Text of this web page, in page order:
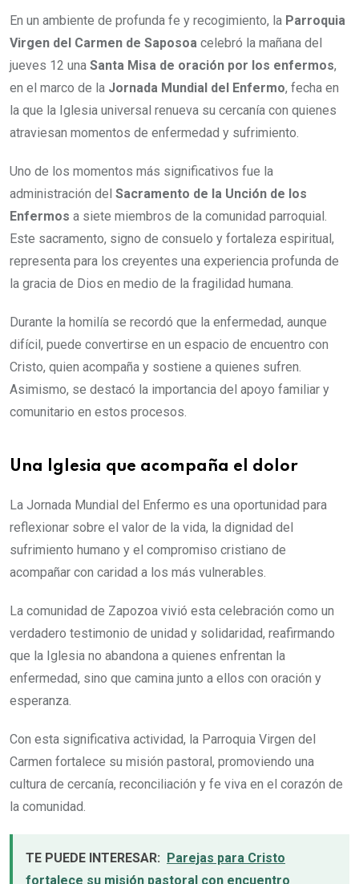
En un ambiente de profunda fe y recogimiento, la Parroquia
Virgen del Carmen de Saposoa celebró la mañana del
jueves 12 una Santa Misa de oración por los enfermos,
en el marco de la Jornada Mundial del Enfermo, fecha en
la que la Iglesia universal renueva su cercanía con quienes
atraviesan momentos de enfermedad y sufrimiento.
Uno de los momentos más significativos fue la
administración del Sacramento de la Unción de los
Enfermos a siete miembros de la comunidad parroquial.
Este sacramento, signo de consuelo y fortaleza espiritual,
representa para los creyentes una experiencia profunda de
la gracia de Dios en medio de la fragilidad humana.
Durante la homilía se recordó que la enfermedad, aunque
difícil, puede convertirse en un espacio de encuentro con
Cristo, quien acompaña y sostiene a quienes sufren.
Asimismo, se destacó la importancia del apoyo familiar y
comunitario en estos procesos.
Una Iglesia que acompaña el dolor
La Jornada Mundial del Enfermo es una oportunidad para
reflexionar sobre el valor de la vida, la dignidad del
sufrimiento humano y el compromiso cristiano de
acompañar con caridad a los más vulnerables.
La comunidad de Zapozoa vivió esta celebración como un
verdadero testimonio de unidad y solidaridad, reafirmando
que la Iglesia no abandona a quienes enfrentan la
enfermedad, sino que camina junto a ellos con oración y
esperanza.
Con esta significativa actividad, la Parroquia Virgen del
Carmen fortalece su misión pastoral, promoviendo una
cultura de cercanía, reconciliación y fe viva en el corazón de
la comunidad.
TE PUEDE INTERESAR: Parejas para Cristo
fortalece su misión pastoral con encuentro